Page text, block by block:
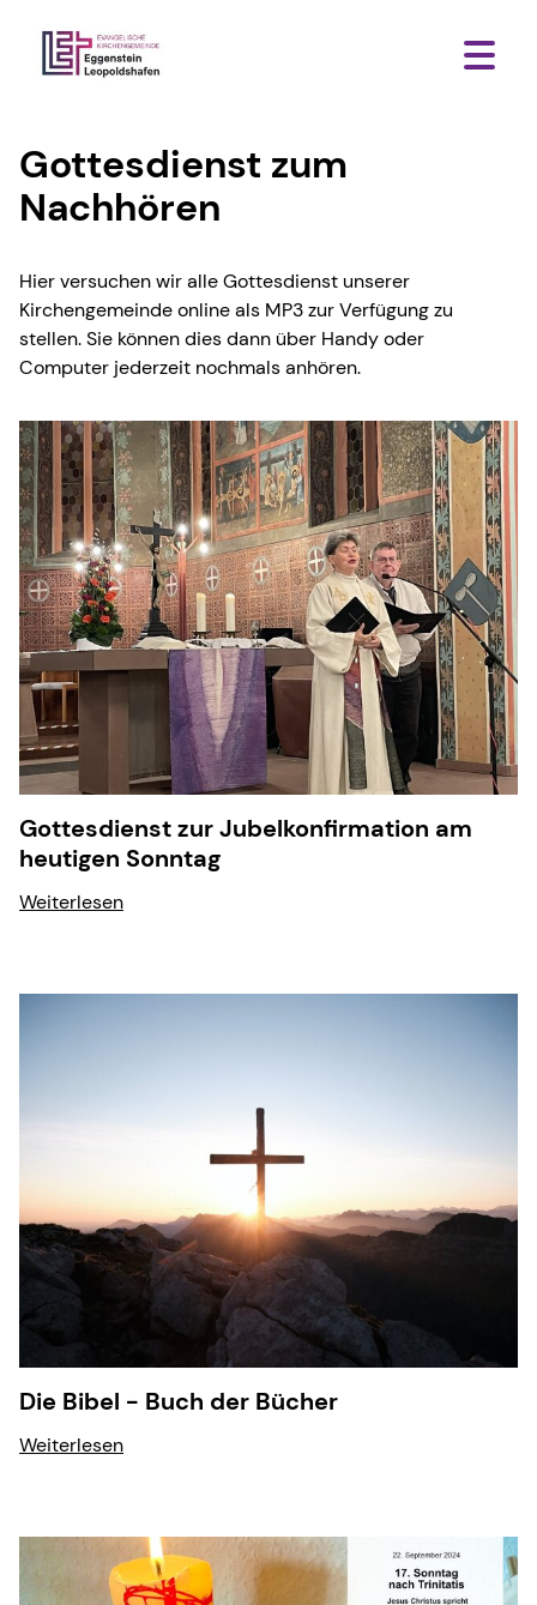
Gottesdienst zum
Nachhören
Hier versuchen wir alle Gottesdienst unserer
Kirchengemeinde online als MP3 zur Verfügung zu
stellen. Sie können dies dann über Handy oder
Computer jederzeit nochmals anhören.
Gottesdienst zur Jubelkonfirmation am
heutigen Sonntag
Weiterlesen
Die Bibel - Buch der Bücher
Weiterlesen